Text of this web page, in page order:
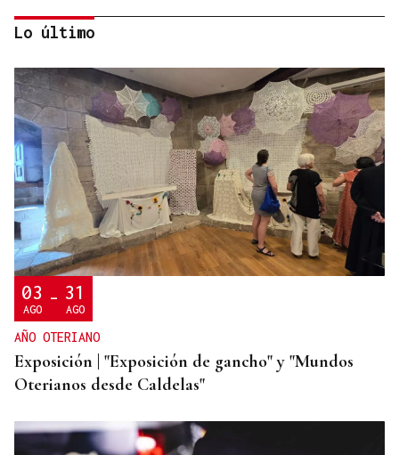
La Región
Fronteras
Lo último
03
AGO - 31
AGO
AÑO OTERIANO
Exposición | "Exposición de gancho" y "Mundos
Oterianos desde Caldelas"